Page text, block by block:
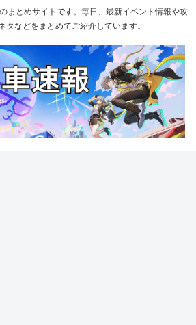
まとめサイトです。毎日、最新イベント情報や攻
タなどをまとめてご紹介しています。